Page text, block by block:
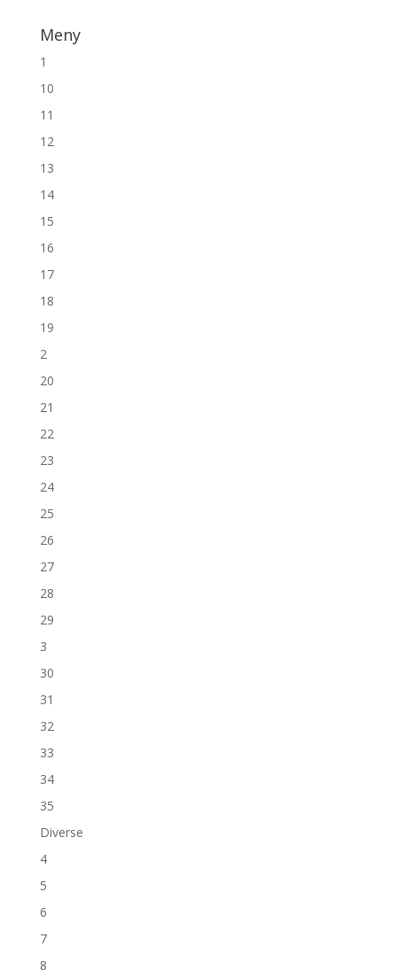
Meny
1
10
11
12
13
14
15
16
17
18
19
2
20
21
22
23
24
25
26
27
28
29
3
30
31
32
33
34
35
Diverse
4
5
6
7
8